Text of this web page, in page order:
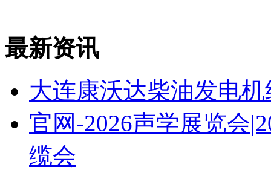
最新资讯
大连康沃达柴油发电机
官网-2026声学展览会
缆会